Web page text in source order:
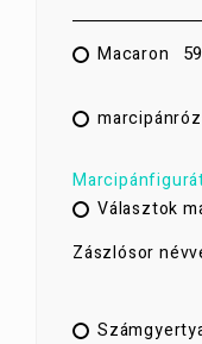
Macaron
Választok
Zászlósor